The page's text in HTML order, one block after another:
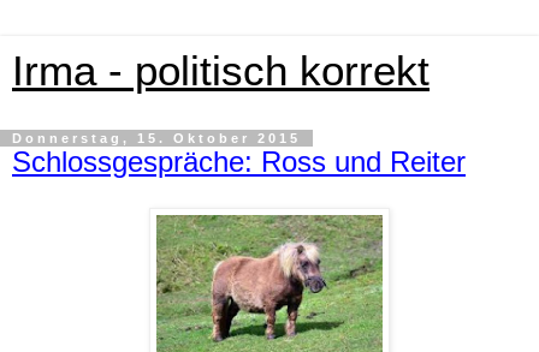
Irma - politisch korrekt
Donnerstag, 15. Oktober 2015
Schlossgespräche: Ross und Reiter